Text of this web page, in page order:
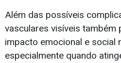
Além das possíveis
vasculares visíveis também
impacto emocional e social
especialmente quando